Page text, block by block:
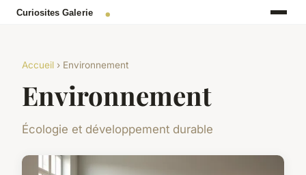
Accueil › Environnement
Environnement
Écologie et développement durable